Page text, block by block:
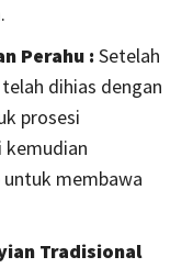
Perahu : Setelah
dihias dengan
prosesi
kemudian
membawa
Tradisional